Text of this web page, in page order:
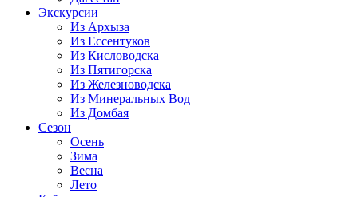
Экскурсии
Из Архыза
Из Ессентуков
Из Кисловодска
Из Пятигорска
Из Железноводска
Из Минеральных Вод
Из Домбая
Сезон
Осень
Зима
Весна
Лето